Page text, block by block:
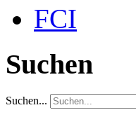
FCI
Suchen
Suchen...